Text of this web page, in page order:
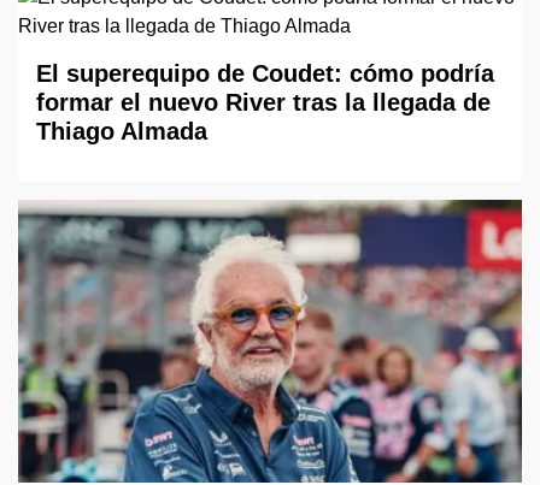
El superequipo de Coudet: cómo podría
formar el nuevo River tras la llegada de
Thiago Almada